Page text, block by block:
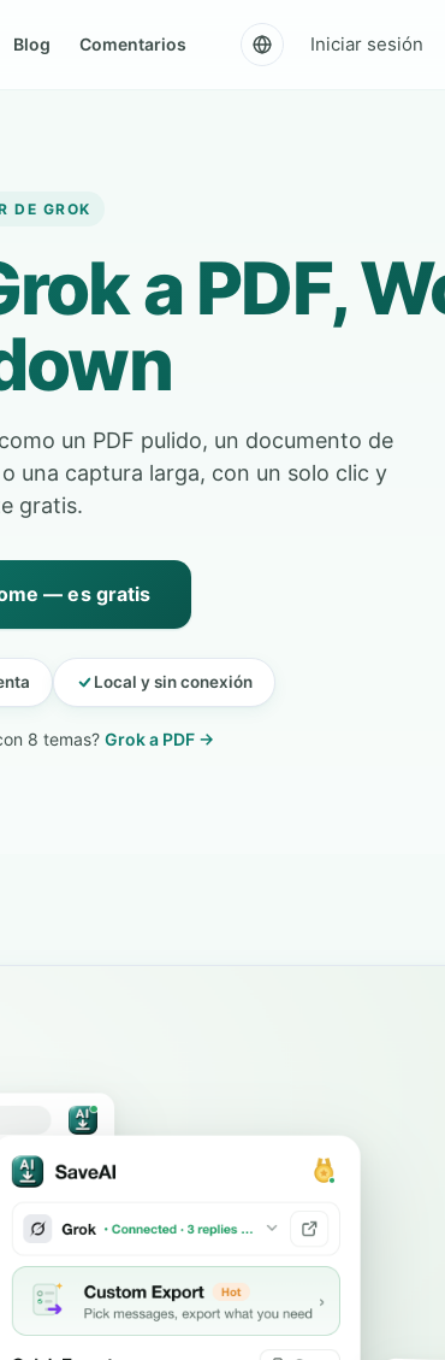
Blog Comentarios Iniciar sesión
DE GROK
a PDF,
un PDF pulido, un documento de
una captura larga, con un solo clic y
gratis.
— es gratis
Local y sin conexión
8 temas? Grok a PDF →